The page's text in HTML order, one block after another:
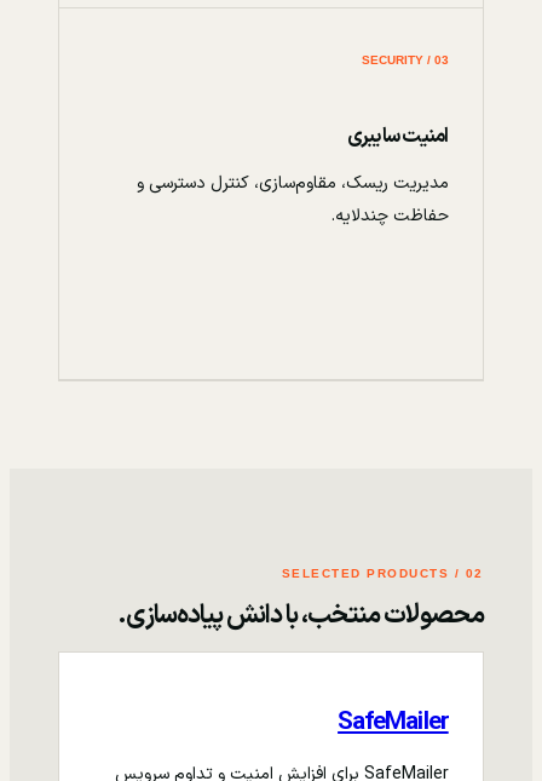
03 / SECURITY
امنیت سایبری
مدیریت ریسک، مقاوم‌سازی، کنترل دسترسی و
حفاظت چندلایه.
02 / SELECTED PRODUCTS
محصولات منتخب، با دانش پیاده‌سازی.
SafeMailer
SafeMailer برای افزایش امنیت و تداوم سرویس